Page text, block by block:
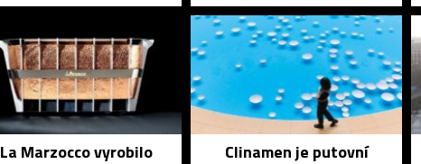
La Marzocco vyrobilo
Clinamen je putovní